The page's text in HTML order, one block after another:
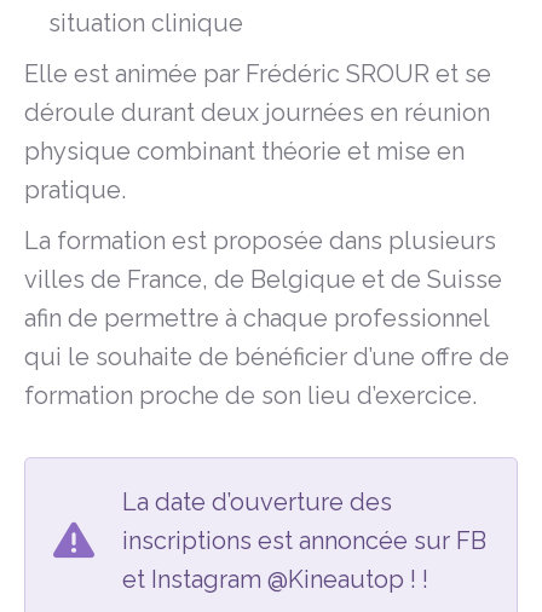
situation clinique
Elle est animée par Frédéric SROUR et se
déroule durant deux journées en réunion
physique combinant théorie et mise en
pratique.
La formation est proposée dans plusieurs
villes de France, de Belgique et de Suisse
afin de permettre à chaque professionnel
qui le souhaite de bénéficier d’une offre de
formation proche de son lieu d’exercice.
La date d’ouverture des
inscriptions est annoncée sur FB
et Instagram @Kineautop ! !